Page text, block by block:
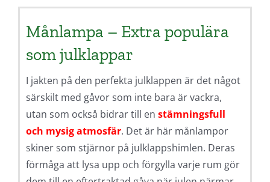
Månlampa – Extra populära
som julklappar
I jakten på den perfekta julklappen är det något
särskilt med gåvor som inte bara är vackra,
utan som också bidrar till en stämningsfull
och mysig atmosfär. Det är här månlampor
skiner som stjärnor på julklappshimlen. Deras
förmåga att lysa upp och förgylla varje rum gör